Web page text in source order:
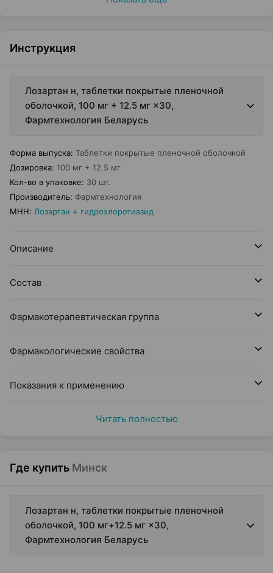
Инструкция
Лозартан н, таблетки покрытые пленочной
оболочкой, 100 мг + 12.5 мг ×30,
Фармтехнология Беларусь
Форма выпуска: Таблетки покрытые пленочной оболочкой
Дозировка: 100 мг + 12.5 мг
Кол-во в упаковке: 30 шт.
Производитель: Фармтехнология
МНН: Лозартан + гидрохлоротиазид
Описание
Состав
Фармакотерапевтическая группа
Фармакологические свойства
Показания к применению
Читать полностью
Где купить Минск
Лозартан н, таблетки покрытые пленочной
оболочкой, 100 мг+12.5 мг ×30,
Фармтехнология Беларусь